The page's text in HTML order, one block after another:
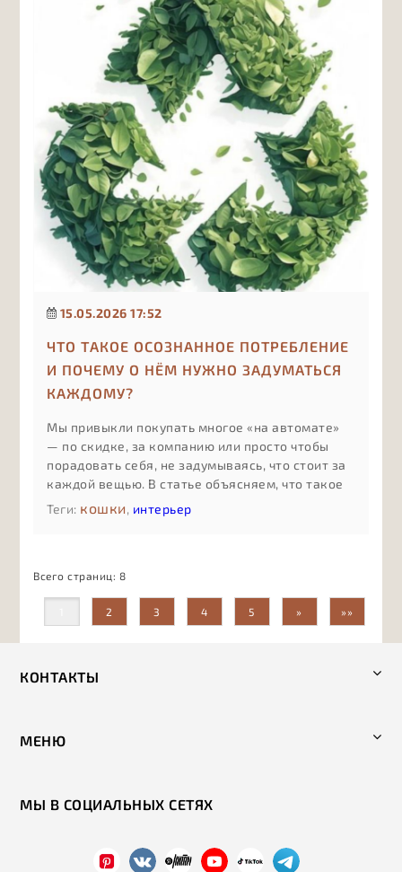
15.05.2026 17:52
ЧТО ТАКОЕ ОСОЗНАННОЕ ПОТРЕБЛЕНИЕ
И ПОЧЕМУ О НЁМ НУЖНО ЗАДУМАТЬСЯ
КАЖДОМУ?
Мы привыкли покупать многое «на автомате»
— по скидке, за компанию или просто чтобы
порадовать себя, не задумываясь, что стоит за
каждой вещью. В статье объясняем, что такое
осознанное потребление без сложных
терминов: как оно помогает экономить деньги,
бренды, которые разделяют ценности заботы о
людях, животных и планете.
Теги: кошки, интерьер
Всего страниц: 8
2 3 4 5 » »»
КОНТАКТЫ
МЕНЮ
МЫ В СОЦИАЛЬНЫХ СЕТЯХ